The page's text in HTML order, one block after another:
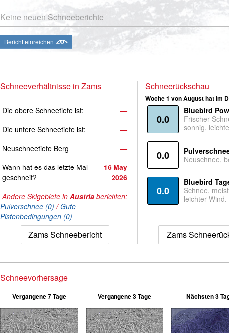
Keine neuen Schneeberichte
Bericht einreichen
Schneeverhältnisse in Zams
Die obere Schneetiefe ist:
—
Die untere Schneetiefe ist:
—
Neuschneetiefe Berg
—
Wann hat es das letzte Mal
geschneit?
16 May
2026
Andere Skigebiete in Austria berichten:
Pulverschnee (0) /Gute
Pistenbedingungen (0)
Zams Schneebericht
Schneerückschau
Woche 1 von August hat im
0.0
Bluebird
Frischer
sonnig,
0.0
Neuschnee,
0.0
Bluebird
Schnee,
leichter Wind.
Zams
Schneevorhersage
Vergangene 7 Tage Vergangene 3 Tage Nächsten 3